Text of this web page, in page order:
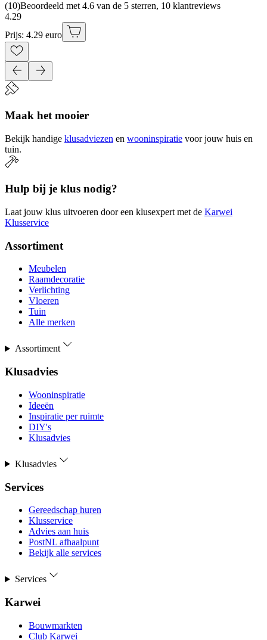
(10)Beoordeeld met 4.6 van de 5 sterren, 10 klantreviews
4.29
Prijs: 4.29 euro
Maak het mooier
Bekijk handige klusadviezen en wooninspiratie voor jouw huis en
tuin.
Hulp bij je klus nodig?
Laat jouw klus uitvoeren door een klusexpert met de Karwei
Klusservice
Assortiment
Meubelen
Raamdecoratie
Verlichting
Vloeren
Tuin
Alle merken
Assortiment
Klusadvies
Wooninspiratie
Ideeën
Inspiratie per ruimte
DIY's
Klusadvies
Klusadvies
Services
Gereedschap huren
Klusservice
Advies aan huis
PostNL afhaalpunt
Bekijk alle services
Services
Karwei
Bouwmarkten
Club Karwei